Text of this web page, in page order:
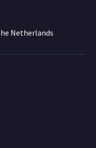
Netherlands